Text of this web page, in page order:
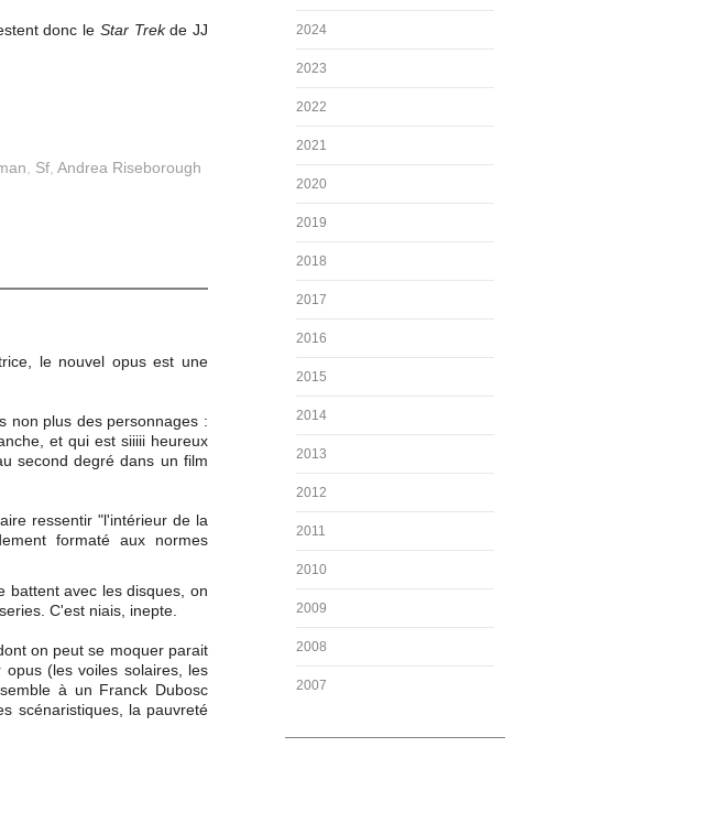
donc le Star Trekde JJ
Sf Andrea Riseborough
le nouvel opus est une
non plus des personnages :
et qui est siiiii heureux
second degré dans un film
ressentir "l'intérieur de la
formaté aux normes
battent avec les disques, on
C'est niais, inepte.
on peut se moquer parait
(les voiles solaires, les
à un Franck Dubosc
scénaristiques, la pauvreté
2024
2023
2022
2021
2020
2019
2018
2017
2016
2015
2014
2013
2012
2011
2010
2009
2008
2007